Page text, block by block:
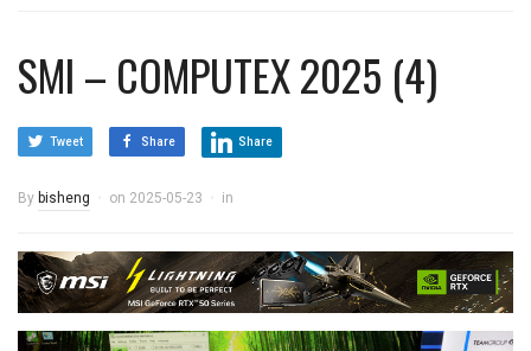
SMI – COMPUTEX 2025 (4)
Tweet Share Share
By bisheng on 2025-05-23 in